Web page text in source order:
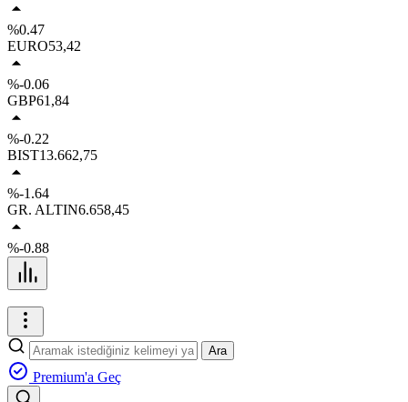
%0.47
EURO53,42
%-0.06
GBP61,84
%-0.22
BIST13.662,75
%-1.64
GR. ALTIN6.658,45
%-0.88
Ara
Premium'a Geç